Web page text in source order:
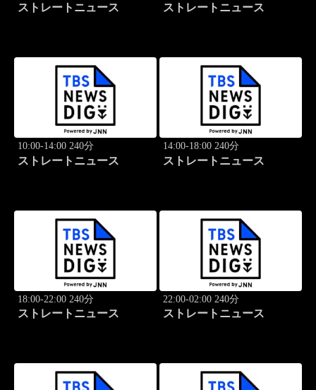
ストレートニュース ストレートニュース
10:00-14:00 240分
ストレートニュース
14:00-18:00 240分
ストレートニュース
18:00-22:00 240分
ストレートニュース
22:00-02:00 240分
ストレートニュース